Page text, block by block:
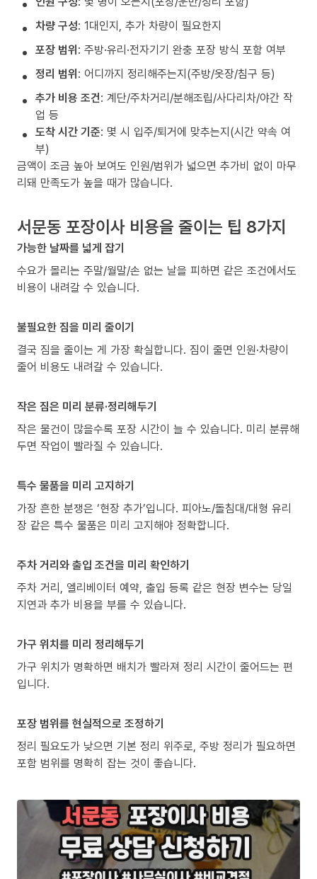
차량 구성: 1대인지, 추가 차량이 필요한지
포장 범위: 주방·유리·전자기기 완충 포장 방식 포함 여부
정리 범위: 어디까지 정리해주는지(주방/옷장/침구 등)
추가 비용 조건: 계단/주차거리/분해조립/사다리차/야간 작
업 등
도착 시간 기준: 몇 시 입주/퇴거에 맞추는지(시간 약속 여
부)
금액이 조금 높아 보여도 인원/범위가 넓으면 추가비 없이 마무
리돼 만족도가 높을 때가 많습니다.
서문동 포장이사 비용을 줄이는 팁 8가지
가능한 날짜를 넓게 잡기
수요가 몰리는 주말/월말/손 없는 날을 피하면 같은 조건에서도
비용이 내려갈 수 있습니다.
불필요한 짐을 미리 줄이기
결국 짐을 줄이는 게 가장 확실합니다. 짐이 줄면 인원·차량이
줄어 비용도 내려갈 수 있습니다.
작은 짐은 미리 분류·정리해두기
작은 물건이 많을수록 포장 시간이 늘 수 있습니다. 미리 분류해
두면 작업이 빨라질 수 있습니다.
특수 물품을 미리 고지하기
가장 흔한 분쟁은 ‘현장 추가’입니다. 피아노/돌침대/대형 유리
장 같은 특수 물품은 미리 고지해야 정확합니다.
주차 거리와 출입 조건을 미리 확인하기
주차 거리, 엘리베이터 예약, 출입 등록 같은 현장 변수는 당일
지연과 추가 비용을 부를 수 있습니다.
가구 위치를 미리 정리해두기
가구 위치가 명확하면 배치가 빨라져 정리 시간이 줄어드는 편
입니다.
포장 범위를 현실적으로 조정하기
정리 필요도가 낮으면 기본 정리 위주로, 주방 정리가 필요하면
포함 범위를 명확히 잡는 것이 좋습니다.